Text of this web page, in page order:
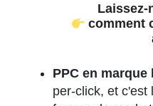
comment
PPC en marque
per-click, et c'est